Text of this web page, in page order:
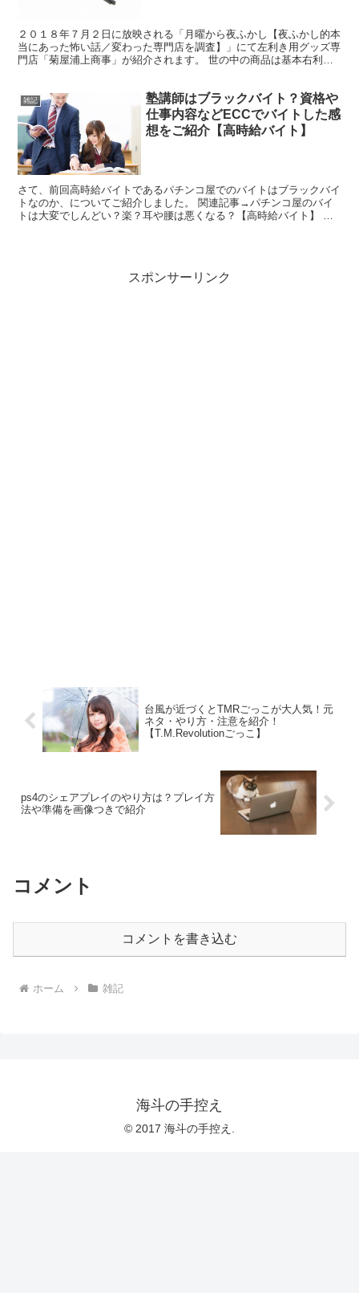
２０１８年７月２日に放映される「月曜から夜ふかし【夜ふかし的本
当にあった怖い話／変わった専門店を調査】」にて左利き用グッズ専
門店「菊屋浦上商事」が紹介されます。 世の中の商品は基本右利き
雑記
塾講師はブラックバイト？資格や
仕事内容などECCでバイトした感
想をご紹介【高時給バイト】
さて、前回高時給バイトであるパチンコ屋でのバイトはブラックバイ
トなのか、についてご紹介しました。 関連記事→パチンコ屋のバイ
トは大変でしんどい？楽？耳や腰は悪くなる？【高時給バイト】 そ
スポンサーリンク
台風が近づくとTMRごっこが大人気！元
ネタ・やり方・注意を紹介！
【T.M.Revolutionごっこ】
ps4のシェアプレイのやり方は？プレイ方
法や準備を画像つきで紹介
コメント
コメントを書き込む
ホーム 雑記
海斗の手控え
© 2017 海斗の手控え.